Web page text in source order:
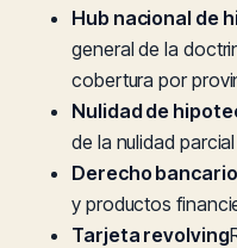
Hub nacional de
general de la
cobertura por
Nulidad de
de la nulidad
Derecho bancario
y productos
Tarjeta revolving